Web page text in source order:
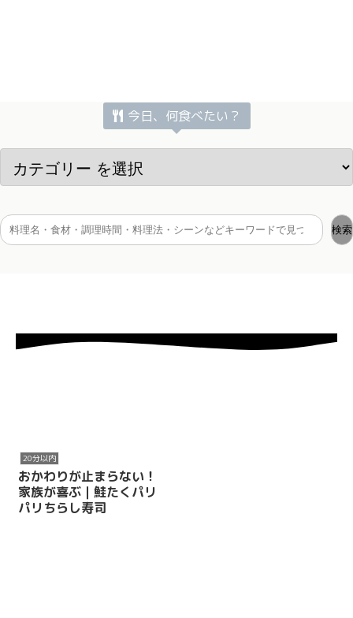
今日、何食べたい？
検索
20分以内
おかわりが止まらない！
家族が喜ぶ｜鮭たくパリ
パリちらし寿司